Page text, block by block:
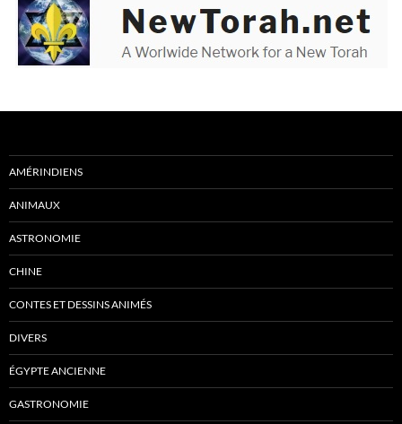
AMÉRINDIENS
ANIMAUX
ASTRONOMIE
CHINE
CONTES ET DESSINS ANIMÉS
DIVERS
ÉGYPTE ANCIENNE
GASTRONOMIE